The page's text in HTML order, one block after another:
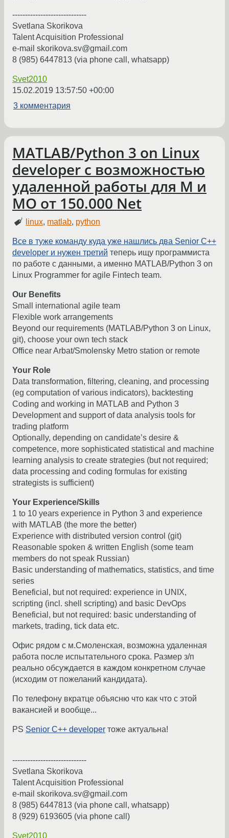
-----------------------------
Svetlana Skorikova
Talent Acquisition Professional
e-mail skorikova.sv@gmail.com
8 (985) 6447813 (via phone call, whatsapp)
Svet2010
15.02.2019 13:57:50 +00:00
3 комментария
MATLAB/Python 3 on Linux
developer с возможностью
удаленной работы для М и
МО от 150.000 Net
linux, matlab, python
Все в туже команду куда уже нашлись два Senior C++
developer и нужен третий теперь ищу программиста
по работе с данными, а именно MATLAB/Python 3 on
Linux Programmer for agile Fintech team.
Our Benefits
Small international agile team
Flexible work arrangements
Beyond our requirements (MATLAB/Python 3 on Linux,
git), choose your own tech stack
Office near Arbat/Smolensky Metro station or remote
Your Role
Data transformation, filtering, cleaning, and processing
(eg computation of various indicators), backtesting
Coding and working in MATLAB and Python 3
Development and support of data analysis tools for
trading platform
Optionally, depending on candidate’s desire &
competence, more sophisticated statistical and machine
learning analysis to create strategies (but not required;
data processing and coding formulas for existing
strategists is sufficient)
Your Experience/Skills
1 to 10 years experience in Python 3 and experience
with MATLAB (the more the better)
Experience with distributed version control (git)
Reasonable spoken & written English (some team
members do not speak Russian)
Basic understanding of mathematics, statistics, and time
series
Beneficial, but not required: experience in UNIX,
scripting (incl. shell scripting) and basic DevOps
Beneficial, but not required: basic understanding of
markets, trading, tick data etc.
Офис рядом с м.Смоленская, возможна удаленная
работа после испытательного срока. Размер з/п
реально обсуждается в каждом конкретном случае
(исходим от пожеланий кандидата).
По телефону вкратце объясню что как что с этой
вакансией и вообще...
PS Senior C++ developer тоже актуальна!
-----------------------------
Svetlana Skorikova
Talent Acquisition Professional
e-mail skorikova.sv@gmail.com
8 (985) 6447813 (via phone call, whatsapp)
8 (929) 6193605 (via phone call)
Svet2010